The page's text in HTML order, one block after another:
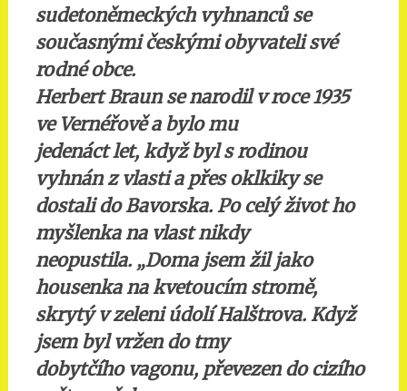
sudetoněmeckých vyhnanců se
současnými českými obyvateli své
rodné obce.
Herbert Braun se narodil v roce 1935
ve Vernéřově a bylo mu
jedenáct let, když byl s rodinou
vyhnán z vlasti a přes oklkiky se
dostali do Bavorska. Po celý život ho
myšlenka na vlast nikdy
neopustila. „Doma jsem žil jako
housenka na kvetoucím stromě,
skrytý v zeleni údolí Halštrova. Když
jsem byl vržen do tmy
dobytčího vagonu, převezen do cizího